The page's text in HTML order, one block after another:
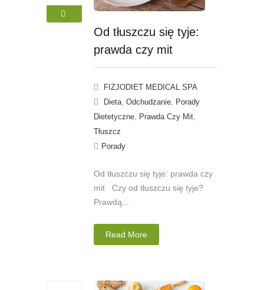
Od tłuszczu się tyje:
prawda czy mit
FIZJODIET MEDICAL SPA
Dieta, Odchudzanie, Porady
Dietetyczne, Prawda Czy Mit,
Tłuszcz
Porady
Od tłuszczu się tyje: prawda czy
mit Czy od tłuszczu się tyje?
Prawdą...
Read More